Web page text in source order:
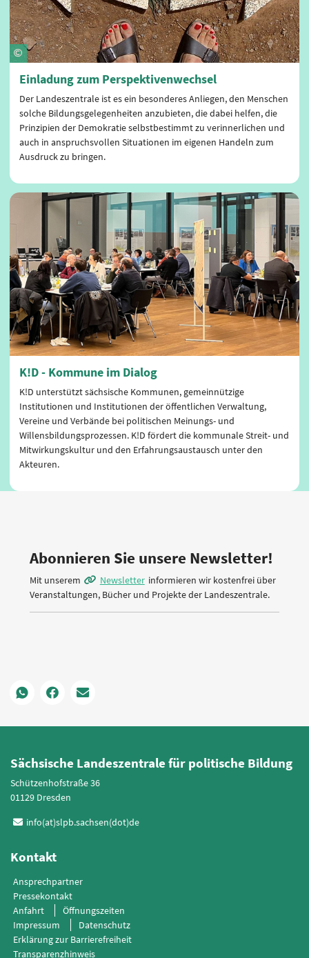
Einladung zum Perspektivenwechsel
Der Landeszentrale ist es ein besonderes Anliegen, den Menschen
solche Bildungsgelegenheiten anzubieten, die dabei helfen, die
Prinzipien der Demokratie selbstbestimmt zu verinnerlichen und
auch in anspruchsvollen Situationen im eigenen Handeln zum
Ausdruck zu bringen.
K!D - Kommune im Dialog
K!D unterstützt sächsische Kommunen, gemeinnützige
Institutionen und Institutionen der öffentlichen Verwaltung,
Vereine und Verbände bei politischen Meinungs- und
Willensbildungsprozessen. K!D fördert die kommunale Streit- und
Mitwirkungskultur und den Erfahrungsaustausch unter den
Akteuren.
Abonnieren Sie unsere Newsletter!
Mit unserem Newsletter informieren wir kostenfrei über
Veranstaltungen, Bücher und Projekte der Landeszentrale.
Sächsische Landeszentrale für politische Bildung
Schützenhofstraße 36
01129 Dresden
info(at)slpb.sachsen(dot)de
Kontakt
Ansprechpartner
Pressekontakt
Anfahrt
Öffnungszeiten
Impressum
Datenschutz
Erklärung zur Barrierefreiheit
Transparenzhinweis